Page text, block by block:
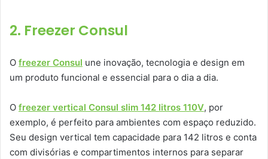
2. Freezer Consul
O freezer Consul une inovação, tecnologia e design em
um produto funcional e essencial para o dia a dia.
O freezer vertical Consul slim 142 litros 110V, por
exemplo, é perfeito para ambientes com espaço reduzido.
Seu design vertical tem capacidade para 142 litros e conta
com divisórias e compartimentos internos para separar